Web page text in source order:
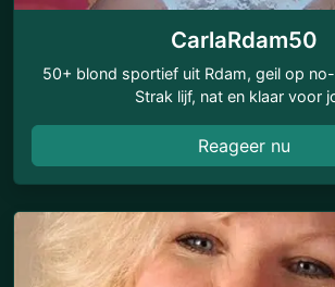
CarlaRdam50
50+ blond sportief uit Rdam, geil op
Strak lijf, nat en klaar voor
Reageer nu